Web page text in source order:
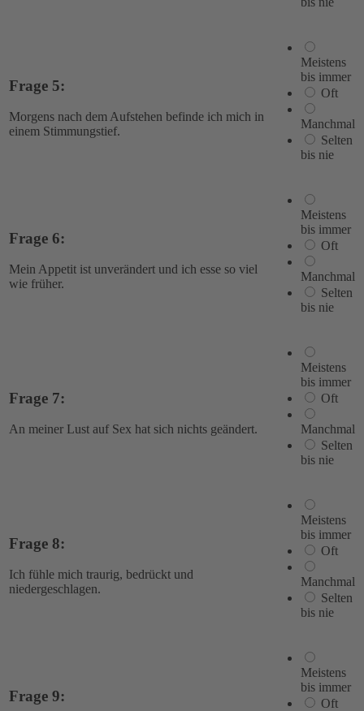
Frage 5:
Morgens nach dem Aufstehen befinde ich mich in
einem Stimmungstief.
Meistens
bis immer
Oft
Manchmal
Selten
bis nie
Frage 6:
Mein Appetit ist unverändert und ich esse so viel
wie früher.
Meistens
bis immer
Oft
Manchmal
Selten
bis nie
Frage 7:
An meiner Lust auf Sex hat sich nichts geändert.
Meistens
bis immer
Oft
Manchmal
Selten
bis nie
Frage 8:
Ich fühle mich traurig, bedrückt und
niedergeschlagen.
Meistens
bis immer
Oft
Manchmal
Selten
bis nie
Frage 9:
Meistens
bis immer
Oft